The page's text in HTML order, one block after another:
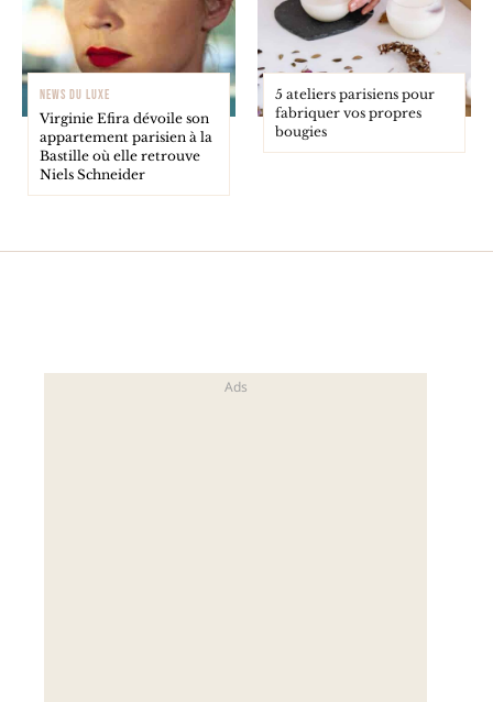
NEWS DU LUXE
Virginie Efira dévoile son
appartement parisien à la
Bastille où elle retrouve
Niels Schneider
5 ateliers parisiens pour
fabriquer vos propres
bougies